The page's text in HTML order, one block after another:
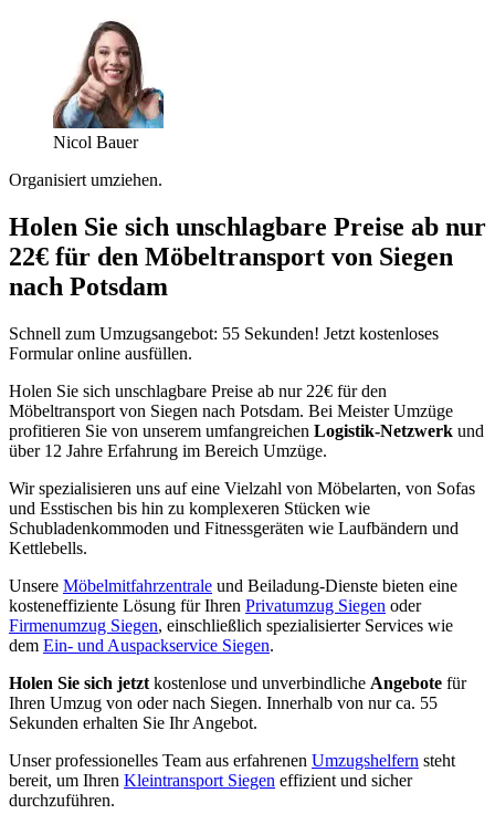
Nicol Bauer
Organisiert umziehen.
Holen Sie sich unschlagbare Preise ab nur
22€ für den Möbeltransport von Siegen
nach Potsdam
Schnell zum Umzugsangebot: 55 Sekunden! Jetzt kostenloses
Formular online ausfüllen.
Holen Sie sich unschlagbare Preise ab nur 22€ für den
Möbeltransport von Siegen nach Potsdam. Bei Meister Umzüge
profitieren Sie von unserem umfangreichen Logistik-Netzwerk und
über 12 Jahre Erfahrung im Bereich Umzüge.
Wir spezialisieren uns auf eine Vielzahl von Möbelarten, von Sofas
und Esstischen bis hin zu komplexeren Stücken wie
Schubladenkommoden und Fitnessgeräten wie Laufbändern und
Kettlebells.
Unsere Möbelmitfahrzentrale und Beiladung-Dienste bieten eine
kosteneffiziente Lösung für Ihren Privatumzug Siegen oder
Firmenumzug Siegen, einschließlich spezialisierter Services wie
dem Ein- und Auspackservice Siegen.
Holen Sie sich jetzt kostenlose und unverbindliche Angebote für
Ihren Umzug von oder nach Siegen. Innerhalb von nur ca. 55
Sekunden erhalten Sie Ihr Angebot.
Unser professionelles Team aus erfahrenen Umzugshelfern steht
bereit, um Ihren Kleintransport Siegen effizient und sicher
durchzuführen.